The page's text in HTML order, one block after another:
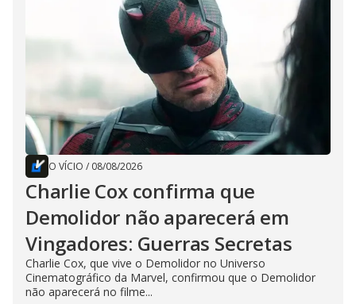
O VÍCIO / 08/08/2026
Charlie Cox confirma que
Demolidor não aparecerá em
Vingadores: Guerras Secretas
Charlie Cox, que vive o Demolidor no Universo
Cinematográfico da Marvel, confirmou que o Demolidor
não aparecerá no filme...